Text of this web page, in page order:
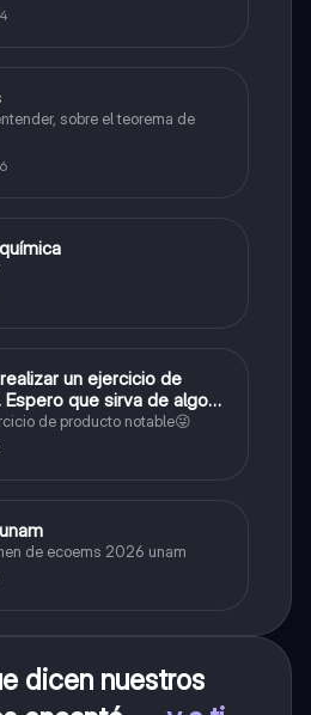
sobre el teorema de
un ejercicio de
que sirva de algo💕
de producto notable😜
de ecoems 2026 unam
dicen nuestros